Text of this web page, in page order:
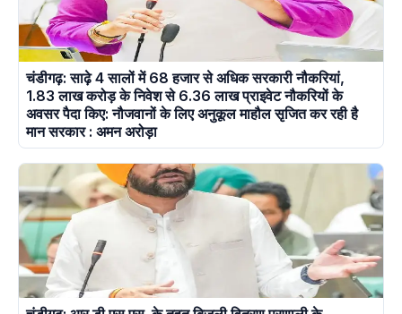
चंडीगढ़: साढ़े 4 सालों में 68 हजार से अधिक सरकारी नौकरियां,
1.83 लाख करोड़ के निवेश से 6.36 लाख प्राइवेट नौकरियों के
अवसर पैदा किए: नौजवानों के लिए अनुकूल माहौल सृजित कर रही है
मान सरकार : अमन अरोड़ा